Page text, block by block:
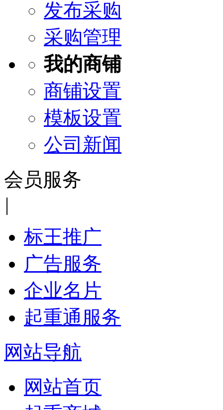
发布采购
采购管理
我的商铺
商铺设置
模板设置
公司新闻
会员服务
|
标王推广
广告服务
企业名片
起重通服务
网站导航
网站首页